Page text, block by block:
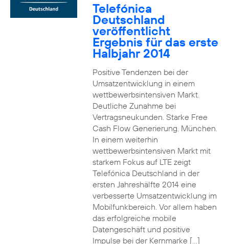
Telefónica
Deutschland
veröffentlicht
Ergebnis für das erste
Halbjahr 2014
Positive Tendenzen bei der
Umsatzentwicklung in einem
wettbewerbsintensiven Markt.
Deutliche Zunahme bei
Vertragsneukunden. Starke Free
Cash Flow Generierung. München.
In einem weiterhin
wettbewerbsintensiven Markt mit
starkem Fokus auf LTE zeigt
Telefónica Deutschland in der
ersten Jahreshälfte 2014 eine
verbesserte Umsatzentwicklung im
Mobilfunkbereich. Vor allem haben
das erfolgreiche mobile
Datengeschäft und positive
Impulse bei der Kernmarke […]